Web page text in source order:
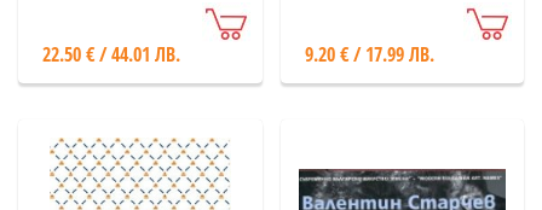
22.50 € / 44.01 ЛВ. 9.20 € / 17.99 ЛВ.